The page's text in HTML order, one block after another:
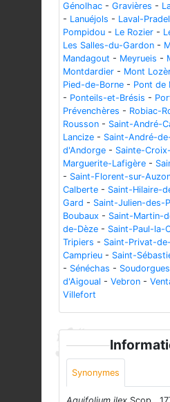
Génolhac - Gravières -
- Lanuéjols - Laval-Pradel
Pompidou - Le Rozier -
Les Salles-du-Gardon -
Mandagout - Meyrueis -
Montdardier - Mont
Pied-de-Borne - Pont de
- Ponteils-et-Brésis -
Prévenchères - Robiac-
Rousson - Saint-André-
Lancize - Saint-André-
d'Andorge - Sainte-
Marguerite-Lafigère -
- Saint-Florent-sur-
Calberte - Saint-Hilaire-
Gard - Saint-Julien-des-
Boubaux - Saint-Martin-
de-Dèze - Saint-Paul-la-
Tripiers - Saint-Privat-
Camprieu - Saint-
- Sénéchas - Soudorgues
d'Aigoual - Vebron -
Villefort
Synonymes